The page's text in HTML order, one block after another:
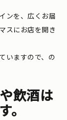
ンを、広くお届
スにお店を開き
いますので、の
飲酒は
。